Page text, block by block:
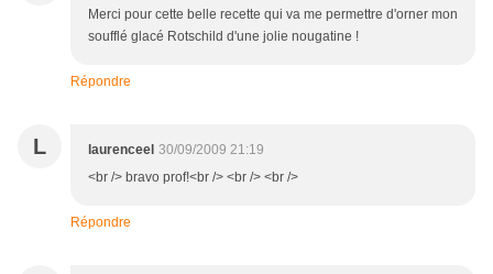
Merci pour cette belle recette qui va me permettre d'orner mon
soufflé glacé Rotschild d'une jolie nougatine !
Répondre
L laurenceel 30/09/2009 21:19
<br /> bravo prof!<br /> <br /> <br />
Répondre